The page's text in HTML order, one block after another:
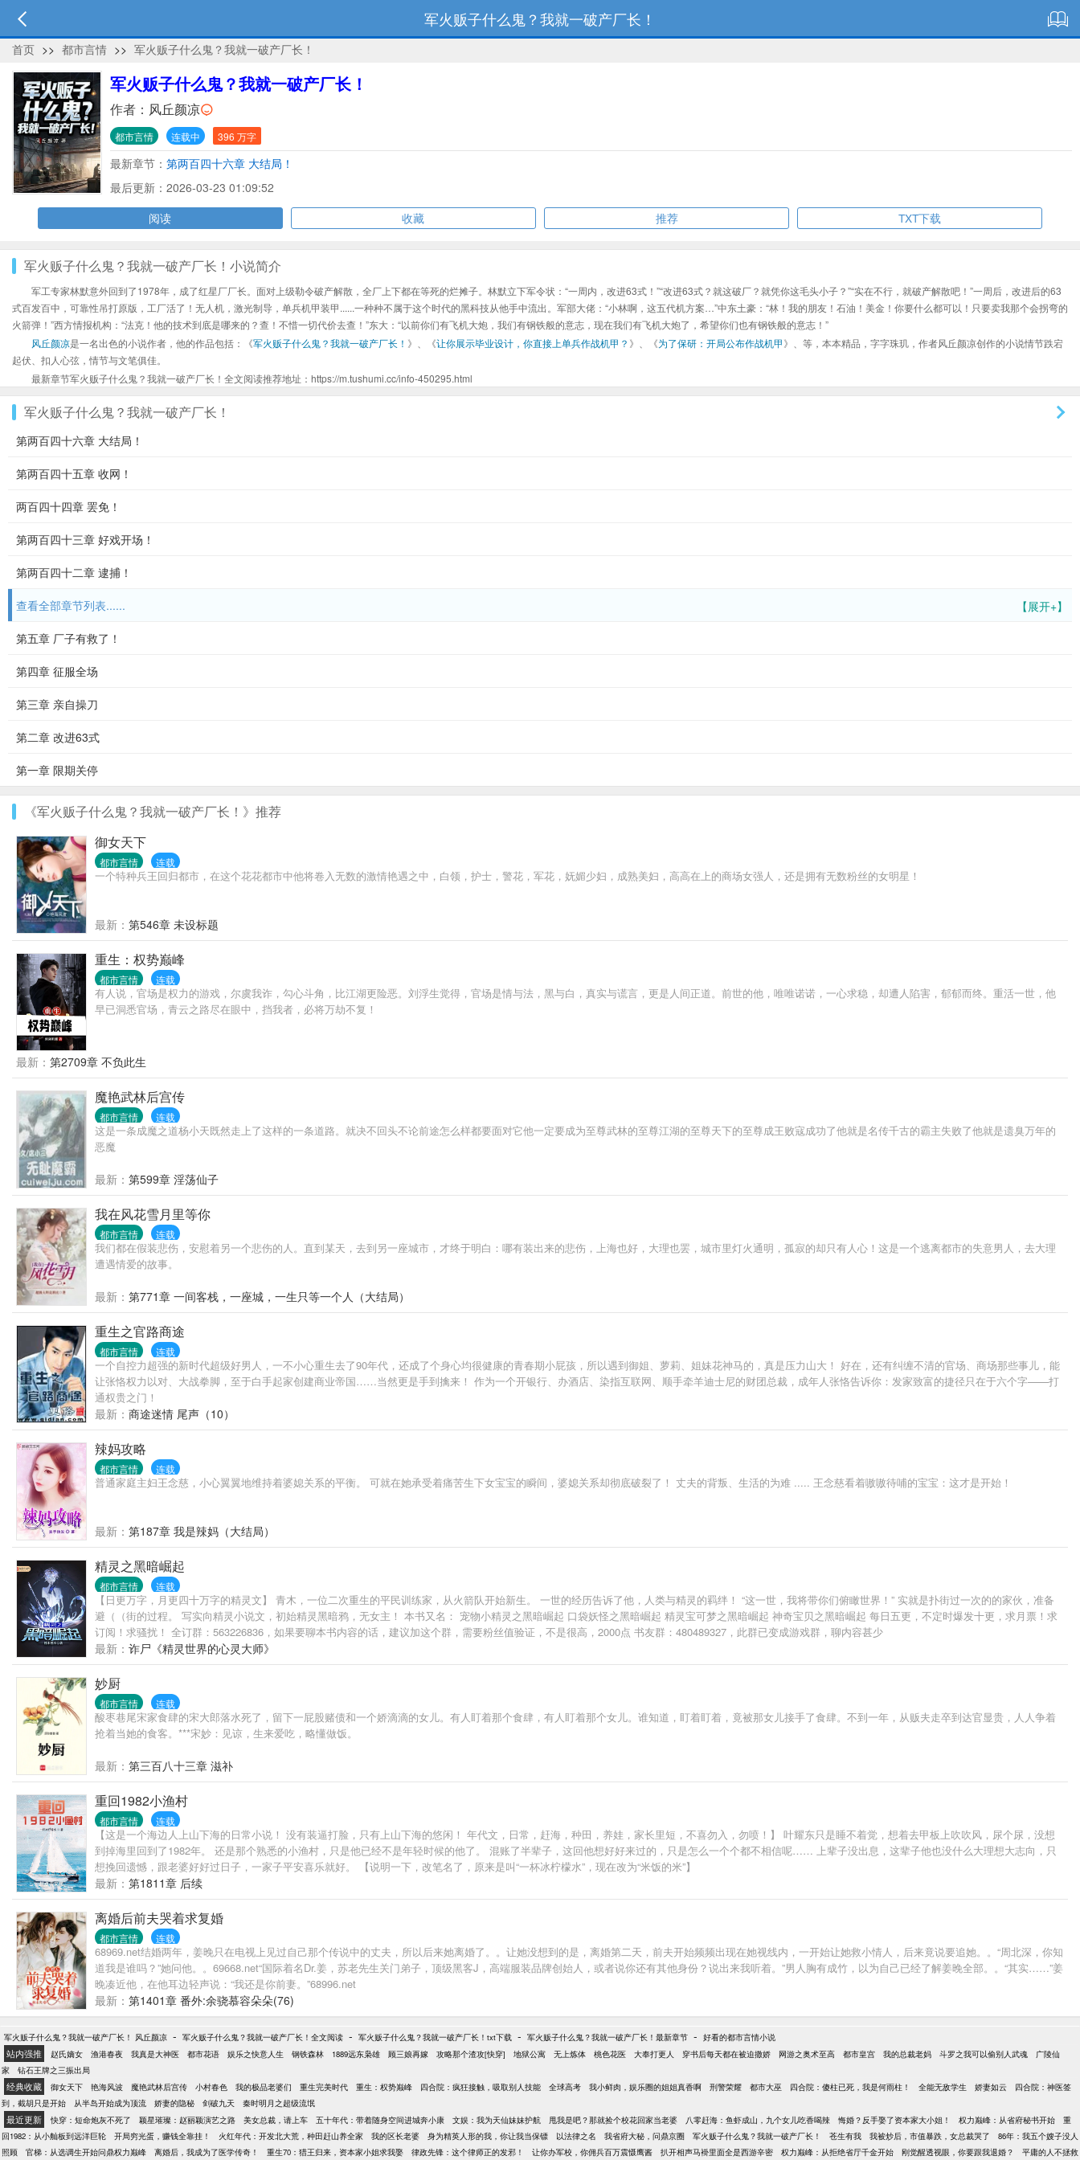
军火贩子什么鬼？我就一破产厂长！
首页 >> 都市言情 >> 军火贩子什么鬼？我就一破产厂长！
军火贩子什么鬼？我就一破产厂长！
作者： 风丘颜凉
都市言情 连载中 396 万字
最新章节： 第两百四十六章 大结局！
最后更新：2026-03-23 01:09:52
阅读
收藏 推荐 TXT下载
军火贩子什么鬼？我就一破产厂长！小说简介
军工专家林默意外回到了1978年，成了红星厂厂长。面对上级勒令破产解散，全厂上下都在等死的烂摊子。林默立下军令状：“一周内，改进63式！”“改进63式？就这破厂？就凭你这毛头小子？”“实在不行，就破产解散吧！”一周后，改进后的63
式百发百中，可靠性吊打原版，工厂活了！无人机，激光制导，单兵机甲装甲......一种种不属于这个时代的黑科技从他手中流出。军部大佬：“小林啊，这五代机方案…”中东土豪：“林！我的朋友！石油！美金！你要什么都可以！只要卖我那个会拐弯的
火箭弹！”西方情报机构：“法克！他的技术到底是哪来的？查！不惜一切代价去查！”东大：“以前你们有飞机大炮，我们有钢铁般的意志，现在我们有飞机大炮了，希望你们也有钢铁般的意志！”
风丘颜凉是一名出色的小说作者，他的作品包括：《军火贩子什么鬼？我就一破产厂长！ 》、《让你展示毕业设计，你直接上单兵作战机甲？ 》、《为了保研：开局公布作战机甲》、等，本本精品，字字珠玑，作者风丘颜凉创作的小说情节跌宕
起伏、扣人心弦，情节与文笔俱佳。
最新章节军火贩子什么鬼？我就一破产厂长！全文阅读推荐地址：https://m.tushumi.cc/info-450295.html
军火贩子什么鬼？我就一破产厂长！
第两百四十六章 大结局！
第两百四十五章 收网！
两百四十四章 罢免！
第两百四十三章 好戏开场！
第两百四十二章 逮捕！
【展开+】
查看全部章节列表......
第五章 厂子有救了！
第四章 征服全场
第三章 亲自操刀
第二章 改进63式
第一章 限期关停
《军火贩子什么鬼？我就一破产厂长！》推荐
御女天下
都市言情 连载
一个特种兵王回归都市，在这个花花都市中他将卷入无数的激情艳遇之中，白领，护士，警花，军花，妩媚少妇，成熟美妇，高高在上的商场女强人，还是拥有无数粉丝的女明星！
最新： 第546章 未设标题
重生：权势巅峰
都市言情 连载
有人说，官场是权力的游戏，尔虞我诈，勾心斗角，比江湖更险恶。刘浮生觉得，官场是情与法，黑与白，真实与谎言，更是人间正道。前世的他，唯唯诺诺，一心求稳，却遭人陷害，郁郁而终。重活一世，他
早已洞悉官场，青云之路尽在眼中，挡我者，必将万劫不复！
最新： 第2709章 不负此生
魔艳武林后宫传
都市言情 连载
这是一条成魔之道杨小天既然走上了这样的一条道路。就决不回头不论前途怎么样都要面对它他一定要成为至尊武林的至尊江湖的至尊天下的至尊成王败寇成功了他就是名传千古的霸主失败了他就是遗臭万年的
恶魔
最新： 第599章 淫荡仙子
我在风花雪月里等你
都市言情 连载
我们都在假装悲伤，安慰着另一个悲伤的人。直到某天，去到另一座城市，才终于明白：哪有装出来的悲伤，上海也好，大理也罢，城市里灯火通明，孤寂的却只有人心！这是一个逃离都市的失意男人，去大理
遭遇情爱的故事。
最新： 第771章 一间客栈，一座城，一生只等一个人（大结局）
重生之官路商途
都市言情 连载
一个自控力超强的新时代超级好男人，一不小心重生去了90年代，还成了个身心均很健康的青春期小屁孩，所以遇到御姐、萝莉、姐妹花神马的，真是压力山大！ 好在，还有纠缠不清的官场、商场那些事儿，能
让张恪权力以对、大战拳脚，至于白手起家创建商业帝国……当然更是手到擒来！ 作为一个开银行、办酒店、染指互联网、顺手牵羊迪士尼的财团总裁，成年人张恪告诉你：发家致富的捷径只在于六个字——打
通权贵之门！
最新： 商途迷情 尾声（10）
辣妈攻略
都市言情 连载
普通家庭主妇王念慈，小心翼翼地维持着婆媳关系的平衡。 可就在她承受着痛苦生下女宝宝的瞬间，婆媳关系却彻底破裂了！ 丈夫的背叛、生活的为难 ..... 王念慈看着嗷嗷待哺的宝宝：这才是开始！
最新： 第187章 我是辣妈（大结局）
精灵之黑暗崛起
都市言情 连载
【日更万字，月更四十万字的精灵文】 青木，一位二次重生的平民训练家，从火箭队开始新生。 一世的经历告诉了他，人类与精灵的羁绊！ “这一世，我将带你们俯瞰世界！” 实就是扑街过一次的的家伙，准备
避（（街的过程。 写实向精灵小说文，初始精灵黑暗鸦，无女主！ 本书又名： 宠物小精灵之黑暗崛起 口袋妖怪之黑暗崛起 精灵宝可梦之黑暗崛起 神奇宝贝之黑暗崛起 每日五更，不定时爆发十更，求月票！求
订阅！求骚扰！ 全订群：563226836，如果要聊本书内容的话，建议加这个群，需要粉丝值验证，不是很高，2000点 书友群：480489327，此群已变成游戏群，聊内容甚少
最新： 诈尸《精灵世界的心灵大师》
妙厨
都市言情 连载
酸枣巷尾宋家食肆的宋大郎落水死了，留下一屁股赌债和一个娇滴滴的女儿。有人盯着那个食肆，有人盯着那个女儿。谁知道，盯着盯着，竟被那女儿接手了食肆。不到一年，从贩夫走卒到达官显贵，人人争着
抢着当她的食客。***宋妙：见谅，生来爱吃，略懂做饭。
最新： 第三百八十三章 滋补
重回1982小渔村
都市言情 连载
【这是一个海边人上山下海的日常小说！ 没有装逼打脸，只有上山下海的悠闲！ 年代文，日常，赶海，种田，养娃，家长里短，不喜勿入，勿喷！】 叶耀东只是睡不着觉，想着去甲板上吹吹风，尿个尿，没想
到掉海里回到了1982年。 还是那个熟悉的小渔村，只是他已经不是年轻时候的他了。 混账了半辈子，这回他想好好来过的，只是怎么一个个都不相信呢…… 上辈子没出息，这辈子他也没什么大理想大志向，只
想挽回遗憾，跟老婆好好过日子，一家子平安喜乐就好。 【说明一下，改笔名了，原来是叫“一杯冰柠檬水”，现在改为“米饭的米”】
最新： 第1811章 后续
离婚后前夫哭着求复婚
都市言情 连载
68969.net结婚两年，姜晚只在电视上见过自己那个传说中的丈夫，所以后来她离婚了。。让她没想到的是，离婚第二天，前夫开始频频出现在她视线内，一开始让她救小情人，后来竟说要追她。。“周北深，你知
道我是谁吗？”她问他。。69668.net“国际着名Dr.姜，苏老先生关门弟子，顶级黑客J，高端服装品牌创始人，或者说你还有其他身份？说出来我听着。”男人胸有成竹，以为自己已经了解姜晚全部。。“其实……”姜
晚凑近他，在他耳边轻声说：“我还是你前妻。”68996.net
最新： 第1401章 番外:余骁慕容朵朵(76)
军火贩子什么鬼？我就一破产厂长！ 风丘颜凉 - 军火贩子什么鬼？我就一破产厂长！全文阅读 - 军火贩子什么鬼？我就一破产厂长！txt下载 - 军火贩子什么鬼？我就一破产厂长！最新章节 - 好看的都市言情小说
站内强推 赵氏嫡女 渔港春夜 我真是大神医 都市花语 娱乐之快意人生 钢铁森林 1889远东枭雄 顾三娘再嫁 攻略那个渣攻[快穿] 地狱公寓 无上炼体 桃色花医 大奉打更人 穿书后每天都在被迫撒娇 网游之奥术至高 都市皇宫 我的总裁老妈 斗罗之我可以偷别人武魂
广陵仙
家
钻石王牌之三振出局
经典收藏 御女天下 艳海风波 魔艳武林后宫传 小村春色 我的极品老婆们 重生完美时代 重生：权势巅峰 四合院：疯狂接触，吸取别人技能 全球高考 我小鲜肉，娱乐圈的姐姐真香啊 刑警荣耀 都市大巫 四合院：傻柱已死，我是何雨柱！ 全能无敌学生 娇妻如云
四合院：神医签
到，截胡只是开始
从半岛开始成为顶流 娇妻的隐秘 剑破九天 秦时明月之超级流氓
最近更新 快穿：短命炮灰不死了 颖星璀璨：赵丽颖演艺之路 美女总裁，请上车 五十年代：带着随身空间进城奔小康 文娱：我为天仙妹妹护航 甩我是吧？那就捡个校花回家当老婆 八零赶海：鱼虾成山，九个女儿吃香喝辣 悔婚？反手娶了资本家大小姐！ 权力巅峰：从省府秘书开始
重
回1982：从小舢板到远洋巨轮
开局穷光蛋，赚钱全靠挂！ 火红年代：开发北大荒，种田赶山养全家 我的区长老婆 身为精英人形的我，你让我当保镖 以法律之名 我省府大秘，问鼎京圈 军火贩子什么鬼？我就一破产厂长！ 苍生有我 我被炒后，市值暴跌，女总裁哭了
86年：我五个嫂子没人
照顾
官梯：从选调生开始问鼎权力巅峰 离婚后，我成为了医学传奇！ 重生70：猎王归来，资本家小姐求我娶 律政先锋：这个律师正的发邪！ 让你办军校，你佣兵百万震慑鹰酱 扒开相声马褂里面全是西游辛密 权力巅峰：从拒绝省厅千金开始 刚觉醒透视眼，你要跟我退婚？ 平庸的人不拯救